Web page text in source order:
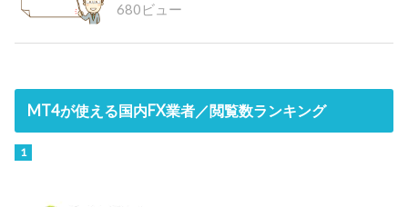
680ビュー
MT4が使える国内FX業者／閲覧数ランキング